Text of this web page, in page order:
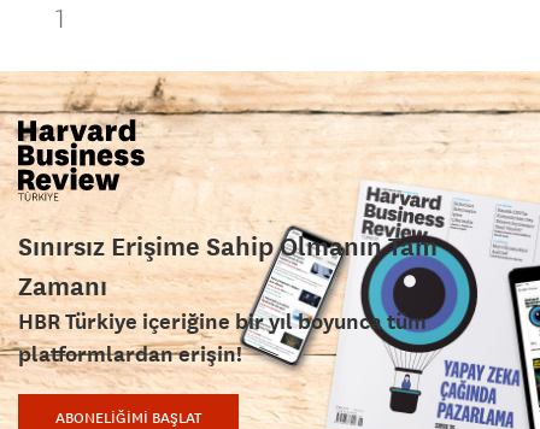
1
Sınırsız Erişime Sahip Olmanın Tam
Zamanı
HBR Türkiye içeriğine bir yıl boyunca tüm
platformlardan erişin!
ABONELİĞİMİ BAŞLAT